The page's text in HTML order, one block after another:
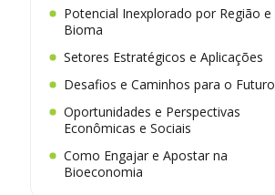
Potencial Inexplorado por Região e
Bioma
Setores Estratégicos e Aplicações
Desafios e Caminhos para o Futuro
Oportunidades e Perspectivas
Econômicas e Sociais
Como Engajar e Apostar na
Bioeconomia